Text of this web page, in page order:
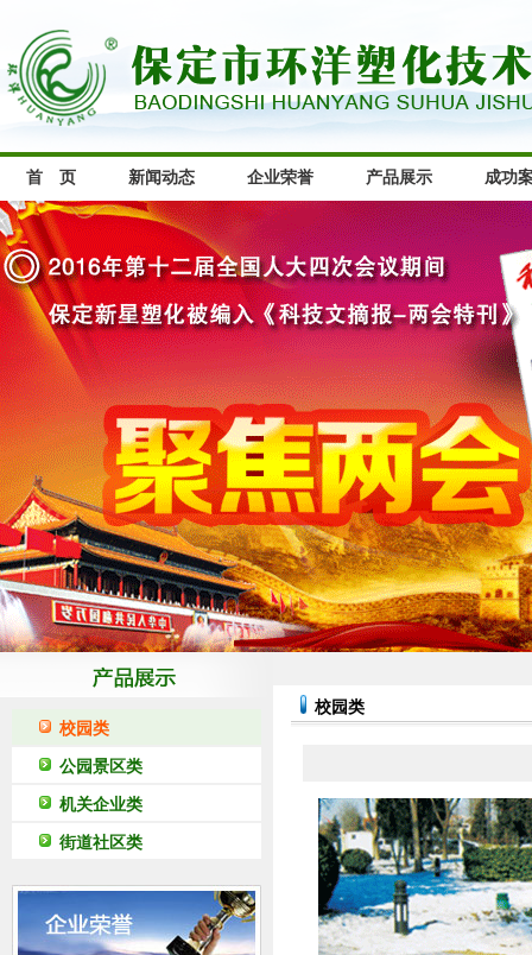
首 页 新闻动态 企业荣誉 产品展示 成功
校园类
公园景区类
机关企业类
街道社区类
校园类